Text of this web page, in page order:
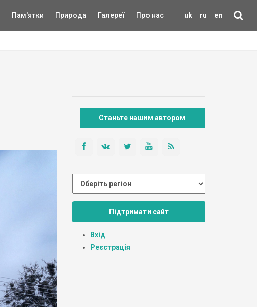
uk ru en
Пам'ятки Природа Галереї Про нас
Станьте нашим автором
Підтримати сайт
Вхід
Реєстрація